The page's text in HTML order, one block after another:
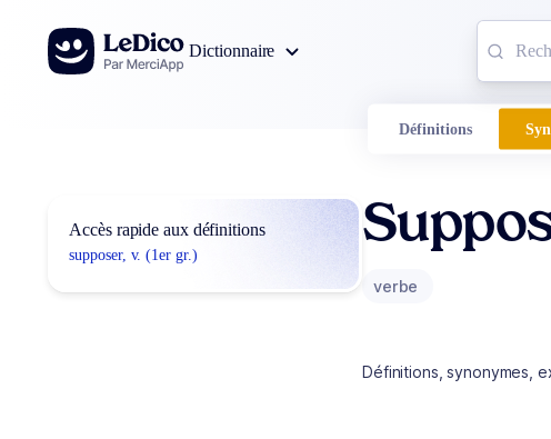
Aller au contenu
Dictionnaire
Définitions
Accès rapide aux définitions
supposer, v. (1er gr.)
verbe
Définitions, synonymes,